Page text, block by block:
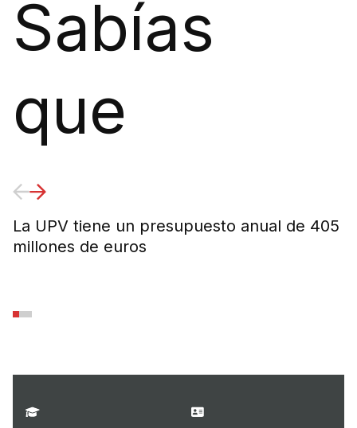
Sabías
que
La UPV tiene un presupuesto anual de 405
millones de euros